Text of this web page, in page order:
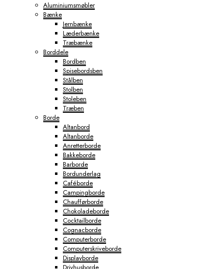
Aluminiumsmøbler
Bænke
Jernbænke
Læderbænke
Træbænke
Borddele
Bordben
Spisebordsben
Stålben
Stolben
Stoleben
Træben
Borde
Altanbord
Altanborde
Anretterborde
Bakkeborde
Barborde
Bordunderlag
Caféborde
Campingborde
Chaufførborde
Chokoladeborde
Cocktailborde
Cognacborde
Computerborde
Computerskriveborde
Displayborde